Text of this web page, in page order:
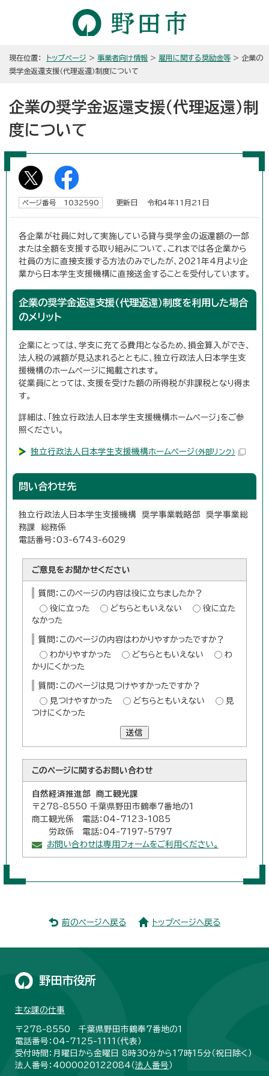
現在位置： トップページ > 事業者向け情報 > 雇用に関する奨励金等 > 企業の
奨学金返還支援（代理返還）制度について
企業の奨学金返還支援（代理返還）制
度について
ページ番号 1032590 更新日 令和4年11月21日
各企業が社員に対して実施している貸与奨学金の返還額の一部
または全額を支援する取り組みについて、これまでは各企業から
社員の方に直接支援する方法のみでしたが、2021年4月より企
業から日本学生支援機構に直接送金することを受付しています。
企業の奨学金返還支援（代理返還）制度を利用した場合
のメリット
企業にとっては、学支に充てる費用となるため、損金算入ができ、
法人税の減額が見込まれるとともに、独立行政法人日本学生支
援機構のホームページに掲載されます。
従業員にとっては、支援を受けた額の所得税が非課税となり得ま
す。
詳細は、「独立行政法人日本学生支援機構ホームページ」をご参
照ください。
独立行政法人日本学生支援機構ホームページ （外部リンク）
問い合わせ先
独立行政法人日本学生支援機構 奨学事業戦略部 奨学事業総
務課 総務係
電話番号：03-6743-6029
ご意見をお聞かせください
質問：このページの内容は役に立ちましたか？
役に立った
どちらともいえない
役に立た
なかった
質問：このページの内容はわかりやすかったですか？
わかりやすかった
どちらともいえない
わ
かりにくかった
質問：このページは見つけやすかったですか？
見つけやすかった
どちらともいえない
見
つけにくかった
送信
このページに関するお問い合わせ
自然経済推進部 商工観光課
〒278-8550 千葉県野田市鶴奉7番地の1
商工観光係 電話：04-7123-1085
労政係 電話：04-7197-5797
お問い合わせは専用フォームをご利用ください。
前のページへ戻る トップページへ戻る
野田市役所
主な課の仕事
〒278-8550 千葉県野田市鶴奉7番地の1
電話番号：04-7125-1111（代表）
受付時間：月曜日から金曜日 8時30分から17時15分（祝日除く）
法人番号：4000020122084（法人番号 ）